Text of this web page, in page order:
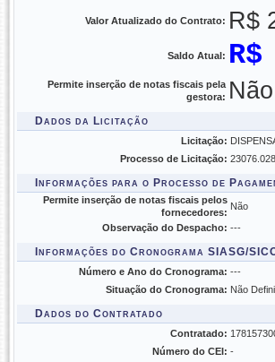
Valor Atualizado do Contrato: R$
Saldo Atual:
Permite inserção de notas fiscais pela
gestora: Não
Dados da Licitação
Licitação:
Processo de Licitação:
Informações para o Processo de
Permite inserção de notas fiscais pelos
fornecedores:
Não
Observação do Despacho: ---
Informações do Cronograma SIASG/
Número e Ano do Cronograma: ---
Situação do Cronograma: Não
Dados do Contratado
Contratado:
Número do CEI: -